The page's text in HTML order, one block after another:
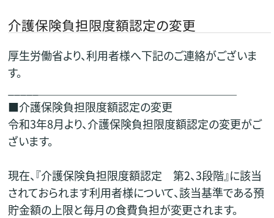
介護保険負担限度額認定の変更
厚生労働省より、利用者様へ下記のご連絡がございま
す。
■介護保険負担限度額認定の変更
令和3年8月より、介護保険負担限度額認定の変更がご
ざいます。
現在、『介護保険負担限度額認定 第2、3段階』に該当
されておられます利用者様について、該当基準である預
貯金額の上限と毎月の食費負担が変更されます。